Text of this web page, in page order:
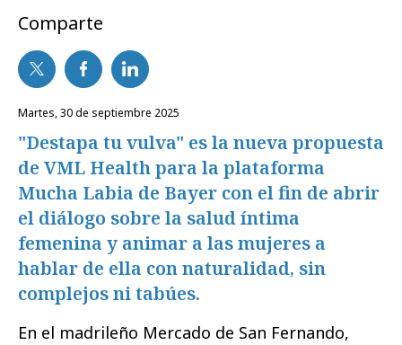
Comparte
martes, 30 de septiembre 2025
"Destapa tu vulva" es la nueva propuesta
de VML Health para la plataforma
Mucha Labia de Bayer con el fin de abrir
el diálogo sobre la salud íntima
femenina y animar a las mujeres a
hablar de ella con naturalidad, sin
complejos ni tabúes.
En el madrileño Mercado de San Fernando,